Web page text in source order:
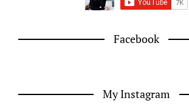
Facebook
My Instagram